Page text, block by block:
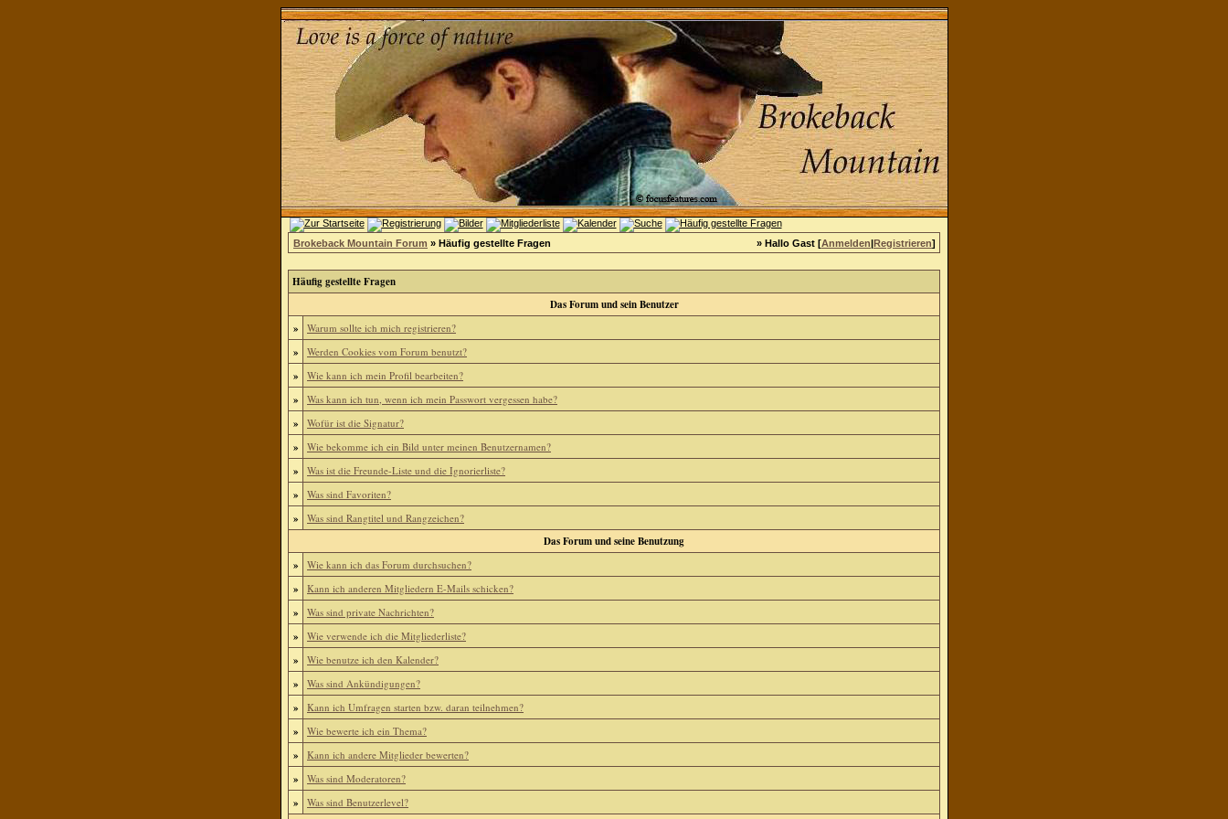
Brokeback Mountain Forum » Häufig gestellte Fragen » Hallo Gast [Anmelden|Registrieren]
Häufig gestellte Fragen
Das Forum und sein Benutzer
»
Warum sollte ich mich registrieren?
» Werden Cookies vom Forum benutzt?
» Wie kann ich mein Profil bearbeiten?
» Was kann ich tun, wenn ich mein Passwort vergessen habe?
» Wofür ist die Signatur?
» Wie bekomme ich ein Bild unter meinen Benutzernamen?
» Was ist die Freunde-Liste und die Ignorierliste?
» Was sind Favoriten?
» Was sind Rangtitel und Rangzeichen?
Das Forum und seine Benutzung
»
Wie kann ich das Forum durchsuchen?
» Kann ich anderen Mitgliedern E-Mails schicken?
» Was sind private Nachrichten?
» Wie verwende ich die Mitgliederliste?
» Wie benutze ich den Kalender?
» Was sind Ankündigungen?
» Kann ich Umfragen starten bzw. daran teilnehmen?
» Wie bewerte ich ein Thema?
» Kann ich andere Mitglieder bewerten?
» Was sind Moderatoren?
» Was sind Benutzerlevel?